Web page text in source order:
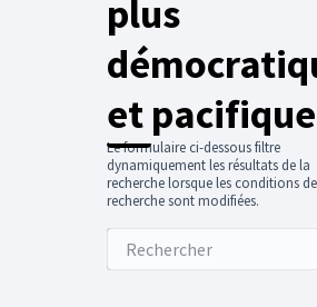
plus
et
Le formulaire ci-dessous filtre
dynamiquement les résultats de la
recherche lorsque les conditions de
recherche sont modifiées.